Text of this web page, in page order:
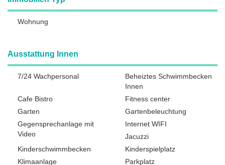
Wohnung
Ausstattung Innen
7/24 Wachpersonal
Beheiztes Schwimmbecken
Innen
Cafe Bistro
Fitness center
Garten
Gartenbeleuchtung
Gegensprechanlage mit
Video
Internet WIFI
Jacuzzi
Kinderschwimmbecken
Kinderspielplatz
Klimaanlage
Parkplatz